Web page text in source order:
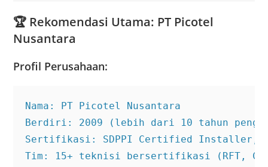
🏆 Rekomendasi Utama: PT Picotel
Nusantara
Profil Perusahaan:
Nama: PT Picotel Nusantara
Berdiri: 2009 (lebih dari 10 tahun
Sertifikasi: SDPPI Certified Installer,
Tim: 15+ teknisi bersertifikasi (RFT,